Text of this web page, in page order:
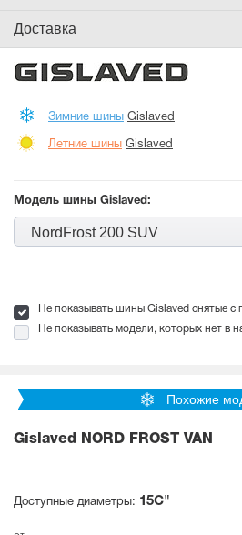
Доставка
Зимние шины Gislaved
Летние шины Gislaved
Модель шины Gislaved:
NordFrost 200 SUV
Не показывать шины Gislaved снятые с
Не показывать модели, которых нет в
Похожие
Gislaved NORD FROST VAN
Доступные диаметры: 15C"